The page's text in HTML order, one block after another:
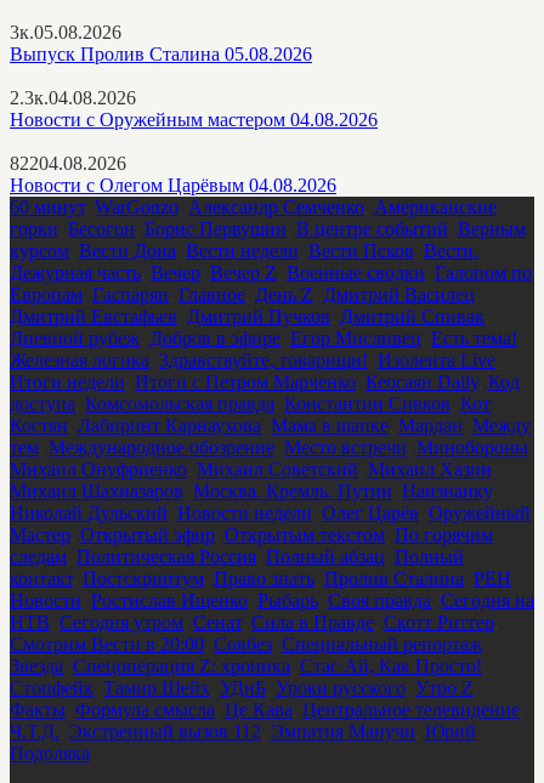
3к.05.08.2026
Выпуск Пролив Сталина 05.08.2026
2.3к.04.08.2026
Новости с Оружейным мастером 04.08.2026
82204.08.2026
Новости с Олегом Царёвым 04.08.2026
60 минут, WarGonzo Александр Семченко Американские
горки Бесогон Борис Первушин В центре событий Верным
курсом Вести Дона Вести недели Вести Псков Вести.
Дежурная часть Вечер Вечер Z Военные сводки Галопом по
Европам Гаспарян Главное День Z Дмитрий Василец
Дмитрий Евстафьев Дмитрий Пучков Дмитрий Спивак
Дневной рубеж Добров в эфире Егор Мисливец Есть тема!
Железная логика Здравствуйте, товарищи! Изолента Live
Итоги недели Итоги с Петром Марченко Кеосаян Daily, Код
доступа Комсомольская правда Константин Сивков Кот
Костян Лабиринт Карнаухова Мама в шапке Мардан Между
тем Международное обозрение Место встречи Минобороны
Михаил Онуфриенко Михаил Советский Михаил Хазин
Михаил Шахназаров Москва. Кремль. Путин Наизнанку,
Николай Дульский Новости недели Олег Царёв Оружейный
Мастер Открытый эфир Открытым текстом По горячим
следам Политическая Россия Полный абзац Полный
контакт, Постскриптум Право знать Пролив Сталина РЕН
Новости Ростислав Ищенко Рыбарь Своя правда Сегодня на
НТВ Сегодня утром Сенат, Сила в Правде Скотт Риттер
Смотрим Вести в 20:00 Совбез Специальный репортаж
Звезда Спецоперация Z: хроника Стас Ай, Как Просто!
Стопфейк Тамир Шейх УДнБ Уроки русского Утро Z
Факты Формула смысла Це Кава Центральное телевидение
Ч.Т.Д. Экстренный вызов 112 Эмпатия Манучи Юрий
Подоляка